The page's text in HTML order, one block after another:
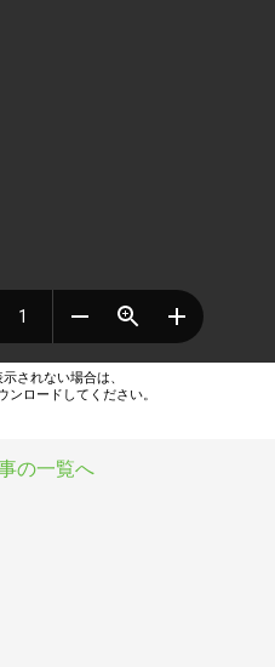
されない場合は、
ンロードしてください。
の一覧へ